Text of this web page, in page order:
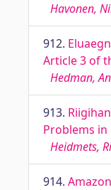
Havonen,
912.
Article 3 of
Hedman,
913.
Problems
Heidmets,
914.